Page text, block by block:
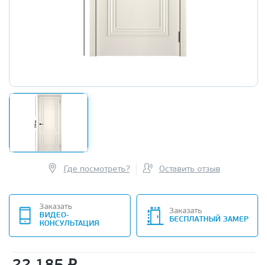
Где посмотреть? Оставить отзыв
Заказать
ВИДЕО-
КОНСУЛЬТАЦИЯ
Заказать
БЕСПЛАТНЫЙ ЗАМЕР